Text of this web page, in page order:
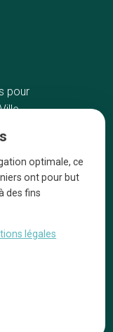
pour
de nous
optimale, ce
ont pour but
des fins
légales